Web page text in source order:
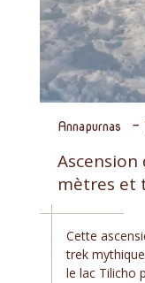
Annapurnas -
Ascension
mètres et
Cette
trek
le lac Tilicho